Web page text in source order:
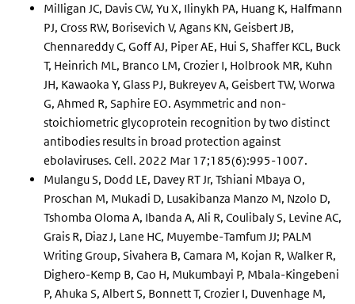
Milligan JC, Davis CW, Yu X, Ilinykh PA, Huang K, Halfmann
PJ, Cross RW, Borisevich V, Agans KN, Geisbert JB,
Chennareddy C, Goff AJ, Piper AE, Hui S, Shaffer KCL, Buck
T, Heinrich ML, Branco LM, Crozier I, Holbrook MR, Kuhn
JH, Kawaoka Y, Glass PJ, Bukreyev A, Geisbert TW, Worwa
G, Ahmed R, Saphire EO. Asymmetric and non-
stoichiometric glycoprotein recognition by two distinct
antibodies results in broad protection against
ebolaviruses. Cell. 2022 Mar 17;185(6):995-1007.
Mulangu S, Dodd LE, Davey RT Jr, Tshiani Mbaya O,
Proschan M, Mukadi D, Lusakibanza Manzo M, Nzolo D,
Tshomba Oloma A, Ibanda A, Ali R, Coulibaly S, Levine AC,
Grais R, Diaz J, Lane HC, Muyembe-Tamfum JJ; PALM
Writing Group, Sivahera B, Camara M, Kojan R, Walker R,
Dighero-Kemp B, Cao H, Mukumbayi P, Mbala-Kingebeni
P, Ahuka S, Albert S, Bonnett T, Crozier I, Duvenhage M,